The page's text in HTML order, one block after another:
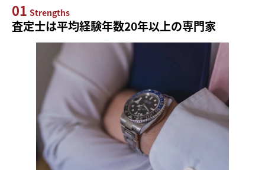
01 Strengths
査定士は平均経験年数20年以上の専門家